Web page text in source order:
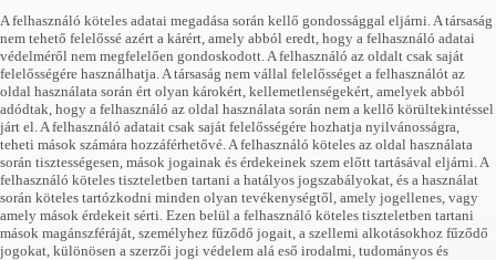
A felhasználó köteles adatai megadása során kellő gondossággal eljárni. A társaság
nem tehető felelőssé azért a kárért, amely abból eredt, hogy a felhasználó adatai
védelméről nem megfelelően gondoskodott. A felhasználó az oldalt csak saját
felelősségére használhatja. A társaság nem vállal felelősséget a felhasználót az
oldal használata során ért olyan károkért, kellemetlenségekért, amelyek abból
adódtak, hogy a felhasználó az oldal használata során nem a kellő körültekintéssel
járt el. A felhasználó adatait csak saját felelősségére hozhatja nyilvánosságra,
teheti mások számára hozzáférhetővé. A felhasználó köteles az oldal használata
során tisztességesen, mások jogainak és érdekeinek szem előtt tartásával eljárni. A
felhasználó köteles tiszteletben tartani a hatályos jogszabályokat, és a használat
során köteles tartózkodni minden olyan tevékenységtől, amely jogellenes, vagy
amely mások érdekeit sérti. Ezen belül a felhasználó köteles tiszteletben tartani
mások magánszféráját, személyhez fűződő jogait, a szellemi alkotásokhoz fűződő
jogokat, különösen a szerzői jogi védelem alá eső irodalmi, tudományos és